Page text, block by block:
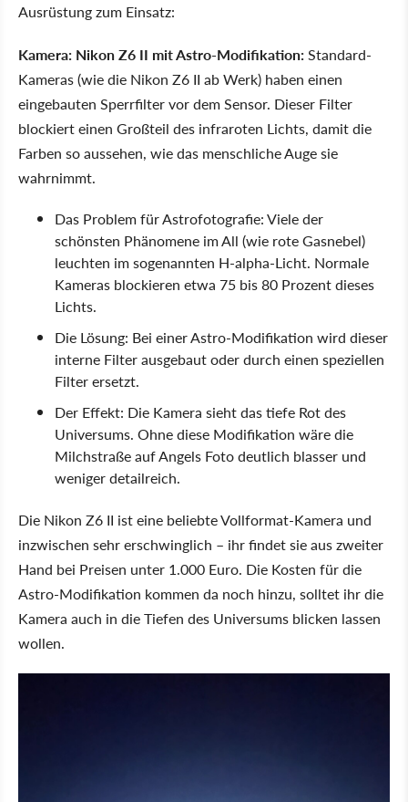
Ausrüstung zum Einsatz:
Kamera: Nikon Z6 II mit Astro-Modifikation:Standard-
Kameras (wie die Nikon Z6 II ab Werk) haben einen
eingebauten Sperrfilter vor dem Sensor. Dieser Filter
blockiert einen Großteil des infraroten Lichts, damit die
Farben so aussehen, wie das menschliche Auge sie
wahrnimmt.
Das Problem für Astrofotografie: Viele der
schönsten Phänomene im All (wie rote Gasnebel)
leuchten im sogenannten H-alpha-Licht. Normale
Kameras blockieren etwa 75 bis 80 Prozent dieses
Lichts.
Die Lösung: Bei einer Astro-Modifikation wird dieser
interne Filter ausgebaut oder durch einen speziellen
Filter ersetzt.
Der Effekt: Die Kamera sieht das tiefe Rot des
Universums. Ohne diese Modifikation wäre die
Milchstraße auf Angels Foto deutlich blasser und
weniger detailreich.
Die Nikon Z6 II ist eine beliebte Vollformat-Kamera und
inzwischen sehr erschwinglich – ihr findet sie aus zweiter
Hand bei Preisen unter 1.000 Euro. Die Kosten für die
Astro-Modifikation kommen da noch hinzu, solltet ihr die
Kamera auch in die Tiefen des Universums blicken lassen
wollen.